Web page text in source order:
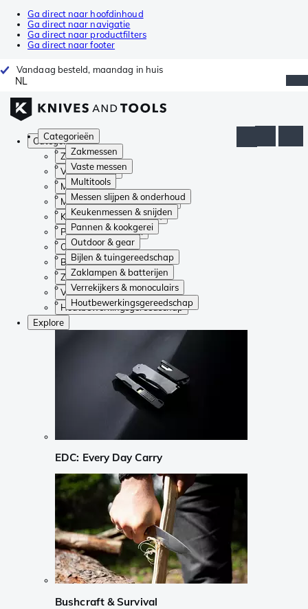
Ga direct naar hoofdinhoud
Ga direct naar navigatie
Ga direct naar productfilters
Ga direct naar footer
Vandaag besteld, maandag in huis
NL
Categorieën
Zakmessen
Vaste messen
Multitools
Messen slijpen & onderhoud
Keukenmessen & snijden
Pannen & kookgerei
Outdoor & gear
Bijlen & tuingereedschap
Zaklampen & batterijen
Verrekijkers & monoculairs
Houtbewerkingsgereedschap
Categorieën
Zakmessen
Vaste messen
Multitools
Messen slijpen & onderhoud
Keukenmessen & snijden
Pannen & kookgerei
Outdoor & gear
Bijlen & tuingereedschap
Zaklampen & batterijen
Verrekijkers & monoculairs
Houtbewerkingsgereedschap
Explore
EDC: Every Day Carry
Bushcraft & Survival